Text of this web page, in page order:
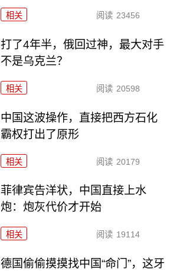
相关 阅读 23456
打了4年半，俄回过神，最大对手
不是乌克兰？
相关 阅读 20598
中国这波操作，直接把西方石化
霸权打出了原形
相关 阅读 20179
菲律宾告洋状，中国直接上水
炮：炮灰代价才开始
相关 阅读 19114
德国偷偷摸摸找中国“命门”，这牙